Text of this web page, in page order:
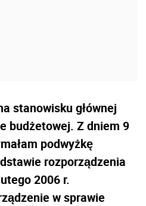
stanowisku głównej
budżetowej. Z dniem 9
podwyżkę
rozporządzenia
2006 r.
w sprawie